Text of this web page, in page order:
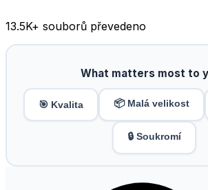
13.5K+ souborů převedeno
What matters most to
🎯 Kvalita 📦 Malá velikost
🔒 Soukromí